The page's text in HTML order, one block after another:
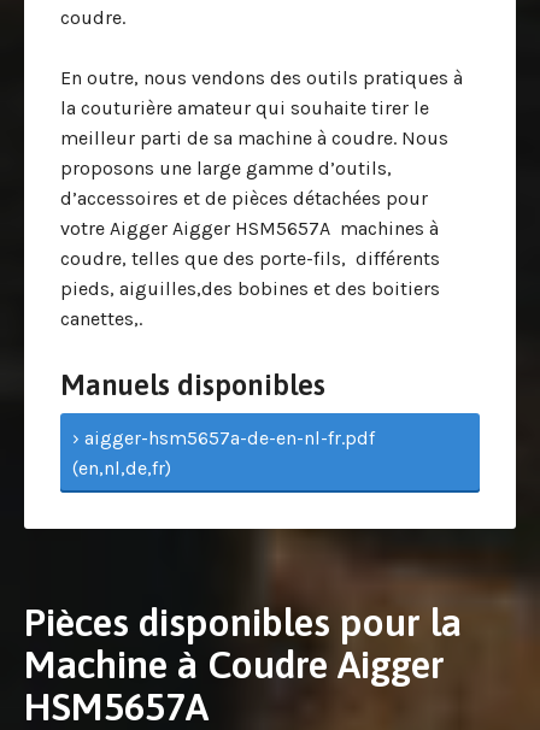
coudre.
En outre, nous vendons des outils pratiques à
la couturière amateur qui souhaite tirer le
meilleur parti de sa machine à coudre. Nous
proposons une large gamme d’outils,
d’accessoires et de pièces détachées pour
votre Aigger Aigger HSM5657A machines à
coudre, telles que des porte-fils, différents
pieds, aiguilles,des bobines et des boitiers
canettes,.
Manuels disponibles
› aigger-hsm5657a-de-en-nl-fr.pdf
(en,nl,de,fr)
Pièces disponibles pour la
Machine à Coudre Aigger
HSM5657A